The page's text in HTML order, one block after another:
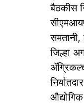
बैठकीस
जिल्हा